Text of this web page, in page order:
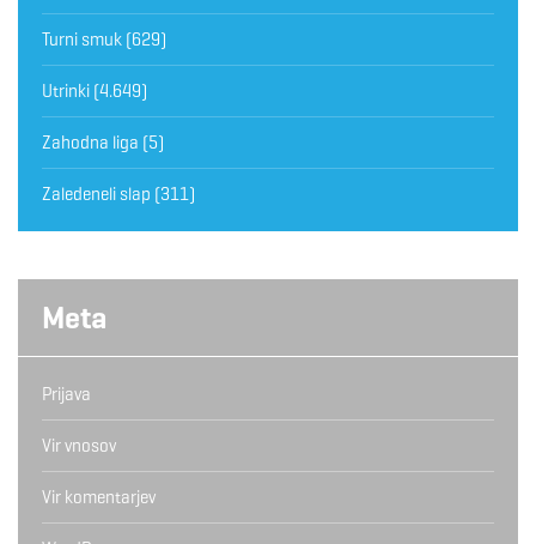
Turni smuk (629)
Utrinki (4.649)
Zahodna liga (5)
Zaledeneli slap (311)
Meta
Prijava
Vir vnosov
Vir komentarjev